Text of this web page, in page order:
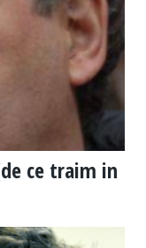
ce traim in